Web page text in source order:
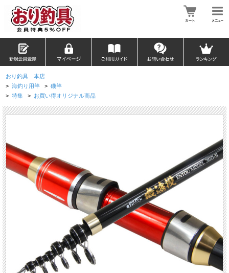
おり釣具 本店
> 海釣り用竿 > 磯竿
> 特集 > お買い得オリジナル商品